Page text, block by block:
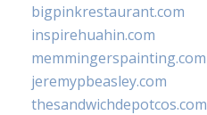
bigpinkrestaurant.com
inspirehuahin.com
memmingerspainting.com
jeremypbeasley.com
thesandwichdepotcos.com